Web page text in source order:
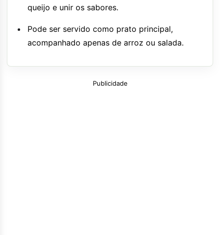
queijo e unir os sabores.
Pode ser servido como prato principal,
acompanhado apenas de arroz ou salada.
Publicidade